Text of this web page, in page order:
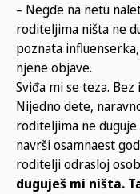
– Negde na netu
roditeljima ništa ne
poznata
njene objave.
Sviđa mi se teza.
Nijedno dete,
roditeljima ne
navrši osamnaest
roditelji odrasloj
duguješ mi ništa.